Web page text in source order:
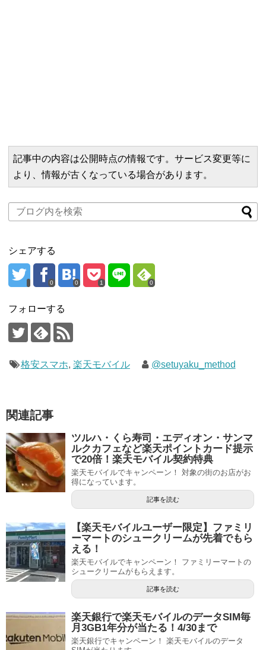
記事中の内容は公開時点の情報です。サービス変更等に
より、情報が古くなっている場合があります。
シェアする
0 0 1 0
フォローする
格安スマホ, 楽天モバイル @setuyaku_method
関連記事
ツルハ・くら寿司・エディオン・サンマ
ルクカフェなど楽天ポイントカード提示
で20倍！楽天モバイル契約特典
楽天モバイルでキャンペーン！ 対象の街のお店がお
得になっています。
記事を読む
【楽天モバイルユーザー限定】ファミリ
ーマートのシュークリームが先着でもら
える！
楽天モバイルでキャンペーン！ ファミリーマートの
シュークリームがもらえます。
記事を読む
楽天銀行で楽天モバイルのデータSIM毎
月3GB1年分が当たる！4/30まで
楽天銀行でキャンペーン！ 楽天モバイルのデータ